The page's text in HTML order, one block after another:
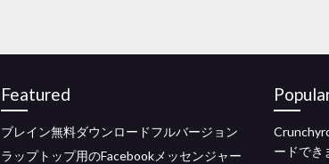
Featured
ブレイン無料ダウンロードフルバージョン
ラップトップ用のFacebookメッセンジャー
ードでき